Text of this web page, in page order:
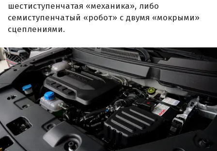
шестиступенчатая «механика», либо
семиступенчатый «робот» с двумя «мокрыми»
сцеплениями.